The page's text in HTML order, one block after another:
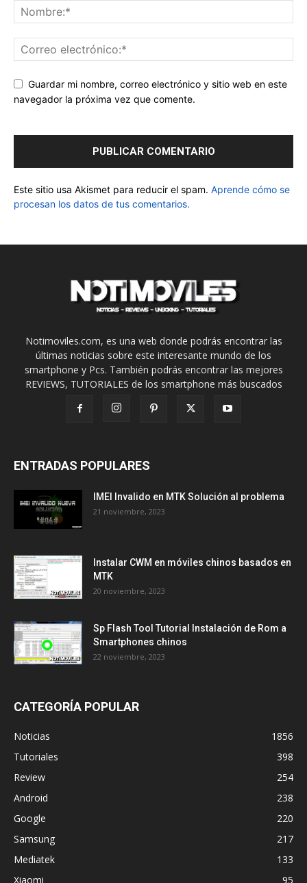
Guardar mi nombre, correo electrónico y sitio web en este
navegador la próxima vez que comente.
Este sitio usa Akismet para reducir el spam. Aprende cómo se
procesan los datos de tus comentarios.
Notimoviles.com, es una web donde podrás encontrar las
últimas noticias sobre este interesante mundo de los
smartphone y Pcs. También podrás encontrar las mejores
REVIEWS, TUTORIALES de los smartphone más buscados
ENTRADAS POPULARES
IMEI Invalido en MTK Solución al problema
21 noviembre, 2023
Instalar CWM en móviles chinos basados en
MTK
20 noviembre, 2023
Sp Flash Tool Tutorial Instalación de Rom a
Smartphones chinos
22 noviembre, 2023
CATEGORÍA POPULAR
Noticias
1856
Tutoriales
398
Review
254
Android
238
Google
220
Samsung
217
Mediatek
133
Xiaomi
95